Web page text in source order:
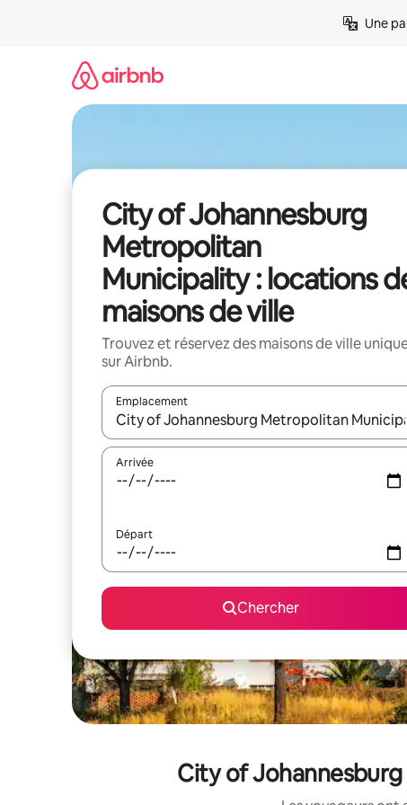
Une
City of Johannesburg
Metropolitan
Municipality : locations
maisons de ville
Trouvez et réservez des maisons de ville
sur Airbnb.
Emplacement
Quand les résultats sont affichés, parcourez-les
Arrivée
Départ
Chercher
City of